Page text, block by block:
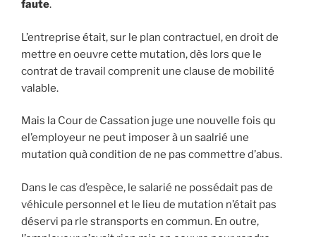
faute.
L’entreprise était, sur le plan contractuel, en droit de
mettre en oeuvre cette mutation, dès lors que le
contrat de travail comprenit une clause de mobilité
valable.
Mais la Cour de Cassation juge une nouvelle fois qu
el’employeur ne peut imposer à un saalrié une
mutation quà condition de ne pas commettre d’abus.
Dans le cas d’espèce, le salarié ne possédait pas de
véhicule personnel et le lieu de mutation n’était pas
déservi pa rle stransports en commun. En outre,